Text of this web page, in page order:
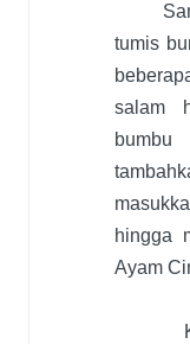
tumis
salam
hingga
Ayam